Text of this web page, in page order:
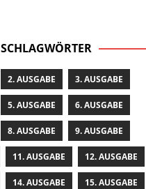
SCHLAGWÖRTER
2. AUSGABE 3. AUSGABE
5. AUSGABE 6. AUSGABE
8. AUSGABE 9. AUSGABE
11. AUSGABE 12. AUSGABE
14. AUSGABE 15. AUSGABE